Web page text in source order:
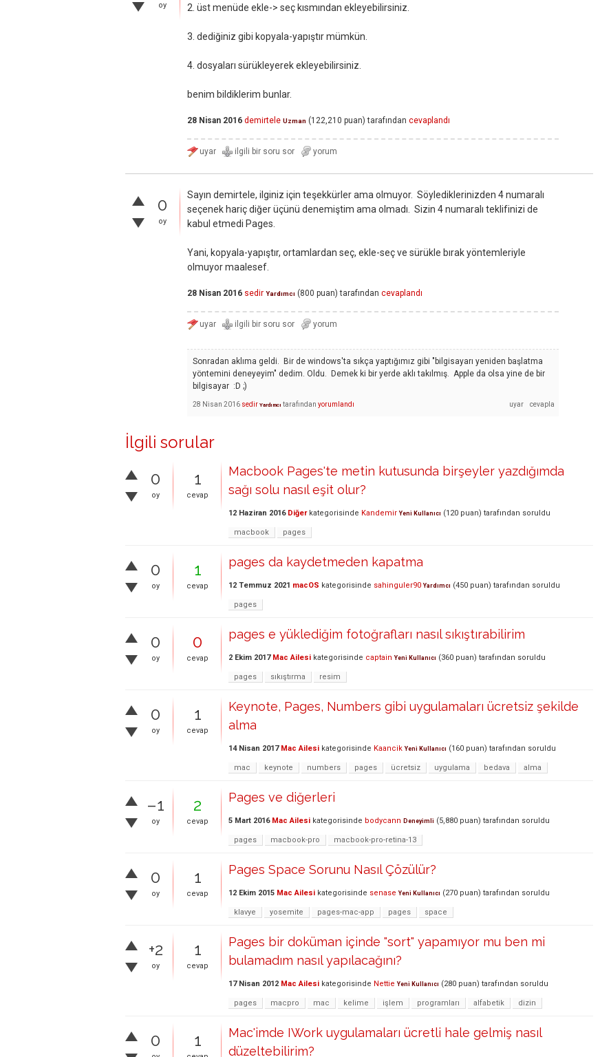
oy 2. üst menüde ekle-> seç kısmından ekleyebilirsiniz.
3. dediğiniz gibi kopyala-yapıştır mümkün.
4. dosyaları sürükleyerek ekleyebilirsiniz.
benim bildiklerim bunlar.
28 Nisan 2016 demirtele Uzman (122,210 puan) tarafından cevaplandı
0
oy
Sayın demirtele, ilginiz için teşekkürler ama olmuyor. Söylediklerinizden 4 numaralı
seçenek hariç diğer üçünü denemiştim ama olmadı. Sizin 4 numaralı teklifinizi de
kabul etmedi Pages.
Yani, kopyala-yapıştır, ortamlardan seç, ekle-seç ve sürükle bırak yöntemleriyle
olmuyor maalesef.
28 Nisan 2016 sedir Yardımcı (800 puan) tarafından cevaplandı
Sonradan aklıma geldi. Bir de windows'ta sıkça yaptığımız gibi "bilgisayarı yeniden başlatma
yöntemini deneyeyim" dedim. Oldu. Demek ki bir yerde aklı takılmış. Apple da olsa yine de bir
bilgisayar :D ;)
28 Nisan 2016 sedir Yardımcı tarafından yorumlandı
İlgili sorular
0
oy
1
cevap
Macbook Pages'te metin kutusunda birşeyler yazdığımda
sağı solu nasıl eşit olur?
12 Haziran 2016 Diğerkategorisinde Kandemir Yeni Kullanıcı (120 puan) tarafından soruldu
macbook pages
0
oy
1
cevap
pages da kaydetmeden kapatma
12 Temmuz 2021 macOS kategorisinde sahinguler90 Yardımcı (450 puan) tarafından soruldu
pages
0
oy
0
cevap
pages e yüklediğim fotoğrafları nasıl sıkıştırabilirim
2 Ekim 2017 Mac Ailesi kategorisinde captain Yeni Kullanıcı (360 puan) tarafından soruldu
pages sıkıştırma resim
0
oy
1
cevap
Keynote, Pages, Numbers gibi uygulamaları ücretsiz şekilde
alma
14 Nisan 2017 Mac Ailesi kategorisinde Kaancik Yeni Kullanıcı (160 puan) tarafından soruldu
mac keynote numbers pages ücretsiz uygulama bedava alma
–1
oy
2
cevap
Pages ve diğerleri
5 Mart 2016 Mac Ailesi kategorisinde bodycann Deneyimli (5,880 puan) tarafından soruldu
pages macbook-pro macbook-pro-retina-13
0
oy
1
cevap
Pages Space Sorunu Nasıl Çözülür?
12 Ekim 2015 Mac Ailesi kategorisinde senase Yeni Kullanıcı (270 puan) tarafından soruldu
klavye yosemite pages-mac-app pages space
+2
oy
1
cevap
Pages bir doküman içinde "sort" yapamıyor mu ben mi
bulamadım nasıl yapılacağını?
17 Nisan 2012 Mac Ailesi kategorisinde Nettie Yeni Kullanıcı (280 puan) tarafından soruldu
pages macpro mac kelime işlem programları alfabetik dizin
0 1
Mac'imde IWork uygulamaları ücretli hale gelmiş nasıl
düzeltebilirim?